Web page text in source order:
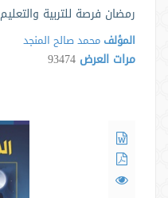
رمضان فرصة للتربية والتعليم
المؤلف محمد صالح المنجد
مرات العرض 93474